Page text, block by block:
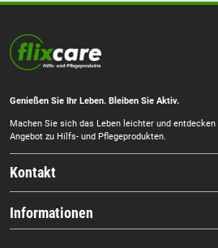
Genießen Sie Ihr Leben. Bleiben Sie Aktiv.
Machen Sie sich das Leben leichter und
Angebot zu Hilfs- und Pflegeprodukten.
Kontakt
Informationen